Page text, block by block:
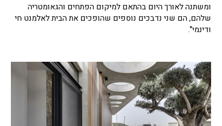
ומשתנה לאורך היום בהתאם למיקום הפתחים והגאומטריה
שלהם, הם שני נדבכים נוספים שהופכים את הבית לאלמנט חי
ודינמי".